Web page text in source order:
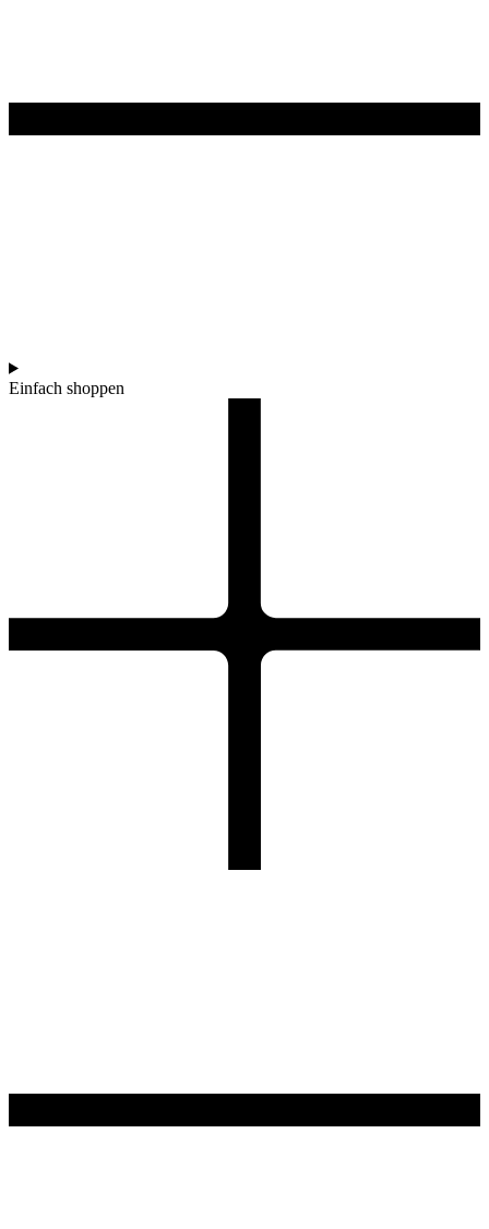
Einfach shoppen